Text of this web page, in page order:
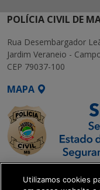
POLÍCIA CIVIL DE
Rua Desembargador
Jardim Veraneio -
CEP 79037-100
MAPA
Executiva de
Utilizamos cookies